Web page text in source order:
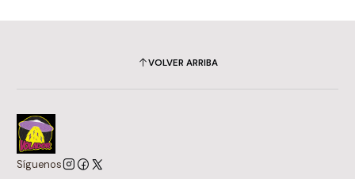
VOLVER ARRIBA
Síguenos